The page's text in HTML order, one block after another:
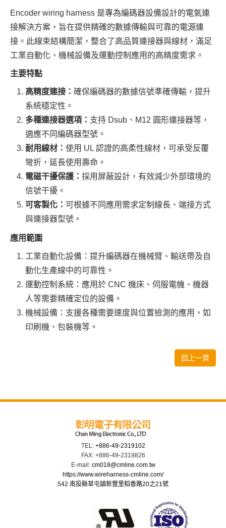
Encoder wiring harness 是專為編碼器設備設計的電氣連
接解決方案，旨在提供精確的數據傳輸與可靠的電源連
接。此線束結構簡潔，整合了高品質連接器與線材，滿足
工業自動化、機械設備及運動控制應用的高精度需求。
主要特點
高精度連接： 確保編碼器的數據信號準確傳輸，提升
系統穩定性。
多種連接器選項： 支持 Dsub、M12 圓形連接器等，
適應不同編碼器型號。
耐用線材： 使用 UL 認證的高柔性線材，可承受反覆
彎折，延長使用壽命。
電磁干擾保護： 採用屏蔽設計，有效減少外部環境的
信號干擾。
可客製化： 可根據不同應用需求定制線長、端接方式
與連接器型號。
應用範圍
工業自動化設備：提升編碼器在機械臂、輸送帶及自
動化生產線中的可靠性。
運動控制系統：應用於 CNC 機床、伺服電機、機器
人等需要精確定位的設備。
機械設備：支援各種需要速度與位置檢測的應用，如
印刷機、包裝機等。
回上一頁
TEL: +886-49-2319102
FAX: +886-49-2319826
E-mail: cm018@cmline.com.tw
https://www.wireharness-cmline.com/
542 南投縣草屯鎮新豐里稻香路20之21號